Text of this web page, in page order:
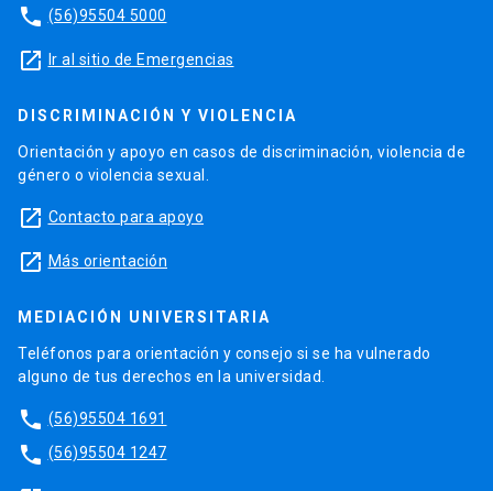
phone (56)95504 5000
launch Ir al sitio de Emergencias
DISCRIMINACIÓN Y VIOLENCIA
Orientación y apoyo en casos de discriminación, violencia de
género o violencia sexual.
launch Contacto para apoyo
launch Más orientación
MEDIACIÓN UNIVERSITARIA
Teléfonos para orientación y consejo si se ha vulnerado
alguno de tus derechos en la universidad.
phone (56)95504 1691
phone (56)95504 1247